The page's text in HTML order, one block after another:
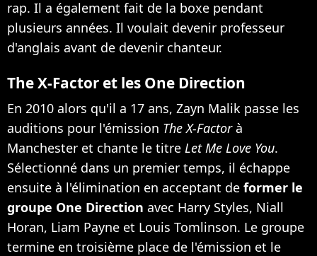
rap. Il a également fait de la boxe pendant
plusieurs années. Il voulait devenir professeur
d'anglais avant de devenir chanteur.
The X-Factor et les One Direction
En 2010 alors qu'il a 17 ans, Zayn Malik passe les
auditions pour l'émission The X-Factorà
Manchester et chante le titre Let Me Love You.
Sélectionné dans un premier temps, il échappe
ensuite à l'élimination en acceptant de former le
groupe One Direction avec Harry Styles, Niall
Horan, Liam Payne et Louis Tomlinson. Le groupe
termine en troisième place de l'émission et le